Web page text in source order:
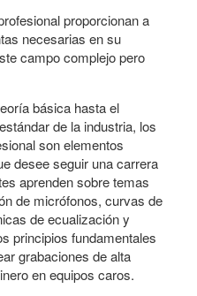
proporcionan a
necesarias en su
campo complejo pero
básica hasta el
de la industria, los
son elementos
desee seguir una carrera
aprenden sobre temas
de micrófonos, curvas de
de ecualización y
principios fundamentales
grabaciones de alta
en equipos caros.